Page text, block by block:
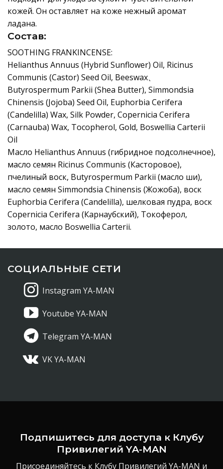
кожей. Он оставляет на коже нежный аромат
ладана.
Состав:
SOOTHING FRANKINCENSE:
Helianthus Annuus (Hybrid Sunflower) Oil, Ricinus
Communis (Castor) Seed Oil, Beeswax、
Butyrospermum Parkii (Shea Butter), Simmondsia
Chinensis (Jojoba) Seed Oil, Euphorbia Cerifera
(Candelilla) Wax, Silk Powder, Copernicia Cerifera
(Carnauba) Wax, Tocopherol, Gold, Boswellia Carterii
Oil
Масло Helianthus Annuus (гибридное подсолнечное),
масло семян Ricinus Communis (Касторовое),
пчелиный воск, Butyrospermum Parkii (масло ши),
масло семян Simmondsia Chinensis (Жожоба), воск
Euphorbia Cerifera (Candelilla), шелковая пудра, воск
Copernicia Cerifera (Карнаубский), Токоферол,
золото, масло Boswellia Carterii.
СОЦИАЛЬНЫЕ СЕТИ
Instagram YA-MAN
Youtube YA-MAN
Telegram YA-MAN
VK YA-MAN
Подпишитесь для доступа к Клубу
Привилегий YA-MAN
Присоединяйтесь к Клубу Привилегий YA-MAN и